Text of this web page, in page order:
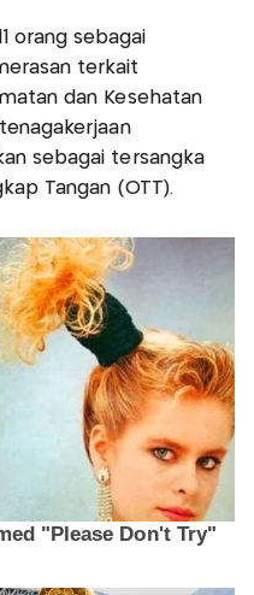
orang sebagai
terkait
dan Kesehatan
sebagai tersangka
Tangan (OTT).